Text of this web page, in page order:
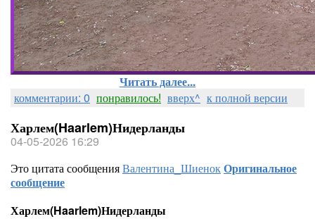
Читать далее...
комментарии: 0 понравилось! вверх^ к полной версии
Харлем(Haarlem)Нидерланды
04-05-2026 16:29
Это цитата сообщенияВалентина_ШиенокОригинальное
сообщение
Харлем(Haarlem)Нидерланды